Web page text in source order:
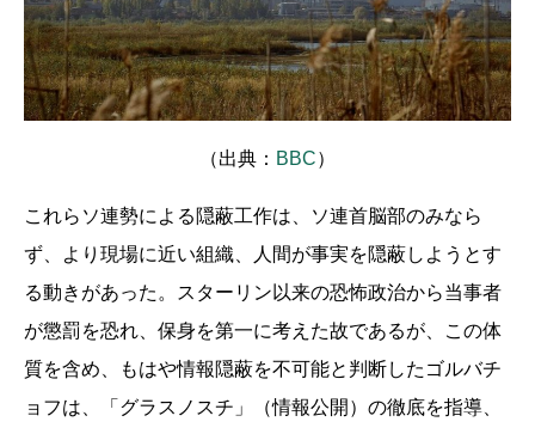
（出典： BBC）
これらソ連勢による隠蔽工作は、ソ連首脳部のみなら
ず、より現場に近い組織、人間が事実を隠蔽しようとす
る動きがあった。スターリン以来の恐怖政治から当事者
が懲罰を恐れ、保身を第一に考えた故であるが、この体
質を含め、もはや情報隠蔽を不可能と判断したゴルバチ
ョフは、「グラスノスチ」（情報公開）の徹底を指導、